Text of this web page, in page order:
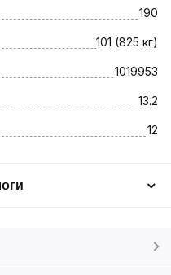
190
101 (825 кг)
1019953
13.2
12